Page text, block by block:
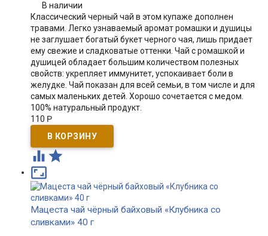
В наличии
Классический черный чай в этом купаже дополнен
травами. Легко узнаваемый аромат ромашки и душицы
не заглушает богатый букет черного чая, лишь придает
ему свежие и сладковатые оттенки. Чай с ромашкой и
душицей обладает большим количеством полезных
свойств: укрепляет иммунитет, успокаивает боли в
желудке. Чай показан для всей семьи, в том числе и для
самых маленьких детей. Хорошо сочетается с медом.
100% натуральный продукт.
110 Р
 

Мацеста чай чёрный байховый «Клубника со
сливками» 40 г